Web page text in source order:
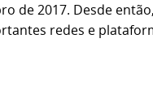
de 2017. Desde
redes e